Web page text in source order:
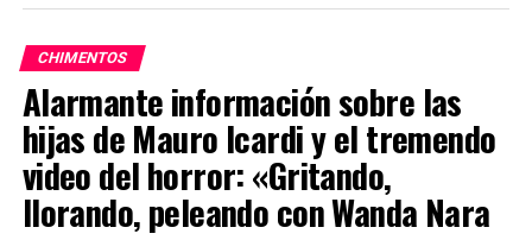
ADVERTISEMENT
CHIMENTOS
Alarmante información sobre las
hijas de Mauro Icardi y el tremendo
video del horror: «Gritando,
llorando, peleando con Wanda Nara